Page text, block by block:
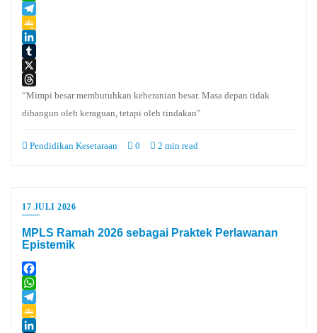
WhatsApp
Telegram
Google
Classroom
LinkedIn
Tumblr
X
Threads
“Mimpi besar membutuhkan keberanian besar. Masa depan tidak
dibangun oleh keraguan, tetapi oleh tindakan”
Pendidikan Kesetaraan 0 2 min read
17 JULI 2026
MPLS Ramah 2026 sebagai Praktek Perlawanan
Epistemik
Facebook
WhatsApp
Telegram
Google